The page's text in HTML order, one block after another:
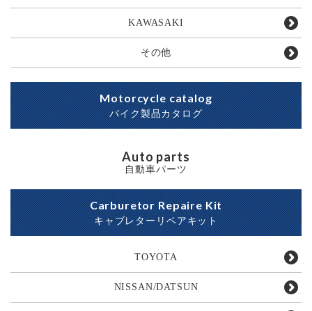
KAWASAKI
その他
Motorcycle catalog
バイク製品カタログ
Auto parts
自動車パーツ
Carburetor Repaire Kit
キャブレターリペアキット
TOYOTA
NISSAN/DATSUN